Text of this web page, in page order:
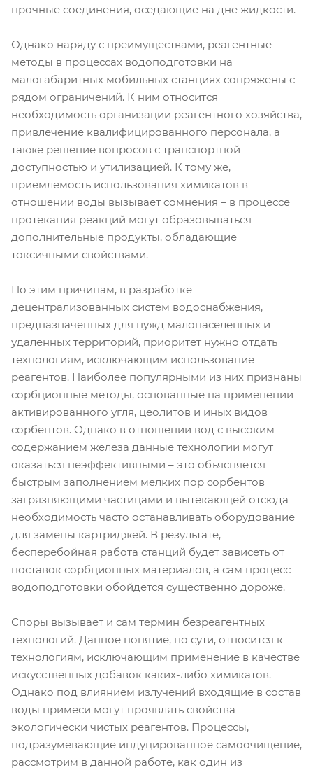
прочные соединения, оседающие на дне жидкости.
Однако наряду с преимуществами, реагентные
методы в процессах водоподготовки на
малогабаритных мобильных станциях сопряжены с
рядом ограничений. К ним относится
необходимость организации реагентного хозяйства,
привлечение квалифицированного персонала, а
также решение вопросов с транспортной
доступностью и утилизацией. К тому же,
приемлемость использования химикатов в
отношении воды вызывает сомнения – в процессе
протекания реакций могут образовываться
дополнительные продукты, обладающие
токсичными свойствами.
По этим причинам, в разработке
децентрализованных систем водоснабжения,
предназначенных для нужд малонаселенных и
удаленных территорий, приоритет нужно отдать
технологиям, исключающим использование
реагентов. Наиболее популярными из них признаны
сорбционные методы, основанные на применении
активированного угля, цеолитов и иных видов
сорбентов. Однако в отношении вод с высоким
содержанием железа данные технологии могут
оказаться неэффективными – это объясняется
быстрым заполнением мелких пор сорбентов
загрязняющими частицами и вытекающей отсюда
необходимость часто останавливать оборудование
для замены картриджей. В результате,
бесперебойная работа станций будет зависеть от
поставок сорбционных материалов, а сам процесс
водоподготовки обойдется существенно дороже.
Споры вызывает и сам термин безреагентных
технологий. Данное понятие, по сути, относится к
технологиям, исключающим применение в качестве
искусственных добавок каких-либо химикатов.
Однако под влиянием излучений входящие в состав
воды примеси могут проявлять свойства
экологически чистых реагентов. Процессы,
подразумевающие индуцированное самоочищение,
рассмотрим в данной работе, как один из